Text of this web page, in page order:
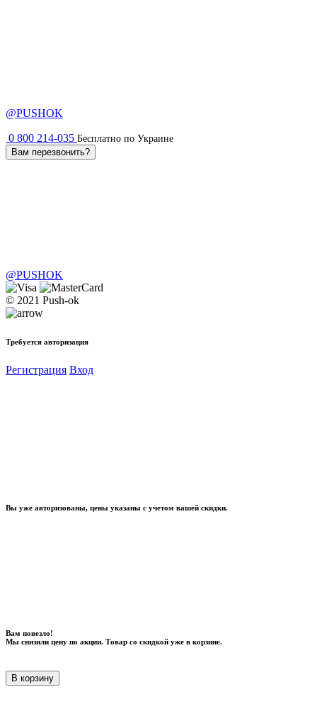
@PUSHOK
0 800 214-035 Бесплатно по Украине
Вам перезвонить?
@PUSHOK
© 2021 Push-ok
Требуется авторизация
Регистрация Вход
Вы уже авторизованы, цены указаны с учетом вашей скидки.
Вам повезло!
Мы снизили цену по акции. Товар со скидкой уже в корзине.
В корзину